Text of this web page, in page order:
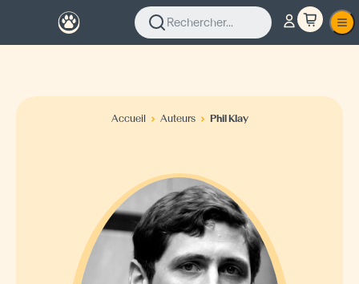
Rechercher...
Accueil Auteurs Phil Klay